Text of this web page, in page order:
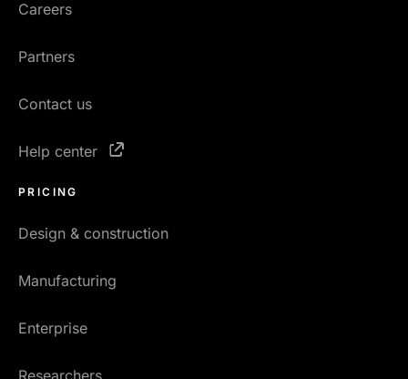
Careers
Partners
Contact us
Help center
PRICING
Design & construction
Manufacturing
Enterprise